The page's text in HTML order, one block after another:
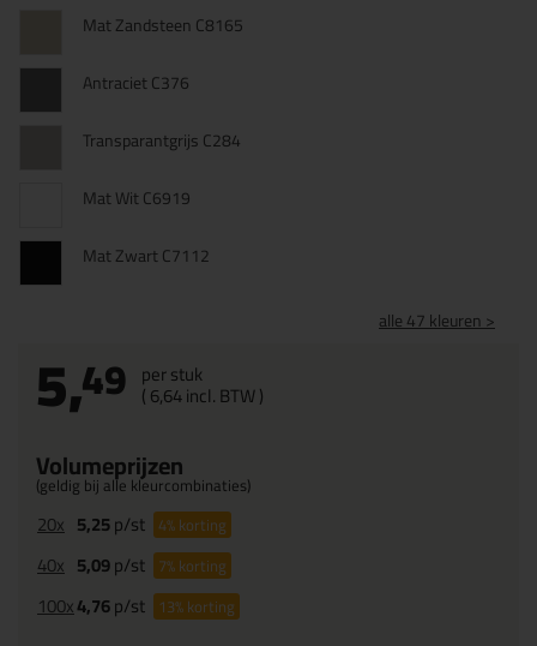
Mat Zandsteen C8165
Antraciet C376
Transparantgrijs C284
Mat Wit C6919
Mat Zwart C7112
alle 47 kleuren >
5,49 per stuk
(6,64incl. BTW )
Volumeprijzen
(geldig bij alle kleurcombinaties)
20x 5,25p/st 4%korting
40x 5,09p/st 7%korting
100x4,76p/st 13%korting